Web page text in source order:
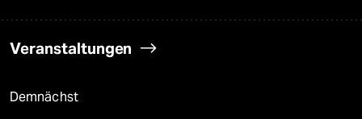
Veranstaltungen
Demnächst